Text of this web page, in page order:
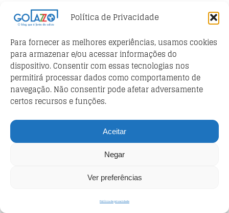
Política de Privacidade
Para fornecer as melhores experiências, usamos cookies
para armazenar e/ou acessar informações do
dispositivo. Consentir com essas tecnologias nos
permitirá processar dados como comportamento de
navegação. Não consentir pode afetar adversamente
certos recursos e funções.
Aceitar
Negar
Ver preferências
Política de privacidade
Ottavio Fantoni